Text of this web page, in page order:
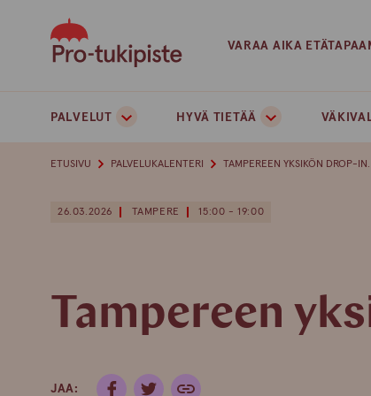
VARAA AIKA
PALVELUT HYVÄ TIETÄÄ
ETUSIVU PALVELUKALENTERI TAMPEREEN YKSIKÖN DROP-IN.
26.03.2026 TAMPERE 15:00 - 19:00
Tampereen
JAA: